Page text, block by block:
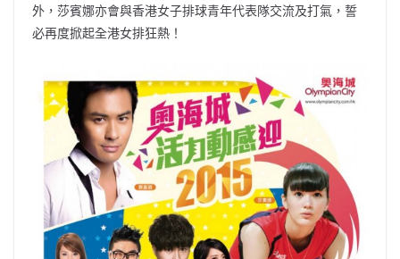
外，莎賓娜亦會與香港女子排球青年代表隊交流及打氣，誓
必再度掀起全港女排狂熱！